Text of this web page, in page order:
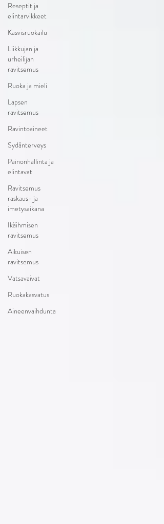
Reseptit ja
elintarvikkeet
Kasvisruokailu
Liikkujan ja
urheilijan
ravitsemus
Ruoka ja mieli
Lapsen
ravitsemus
Ravintoaineet
Sydänterveys
Painonhallinta ja
elintavat
Ravitsemus
raskaus- ja
imetysaikana
Ikäihmisen
ravitsemus
Aikuisen
ravitsemus
Vatsavaivat
Ruokakasvatus
Aineenvaihdunta